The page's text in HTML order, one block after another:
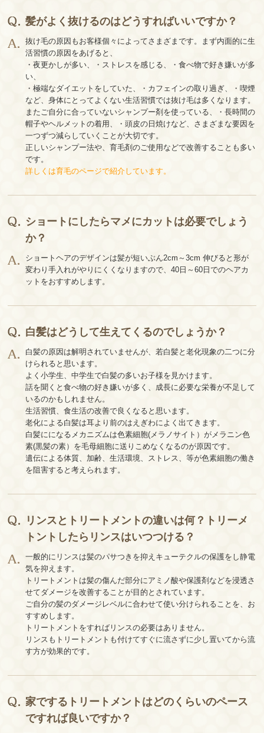
髪がよく抜けるのはどうすればいいですか？
抜け毛の原因もお客様個々によってさまざまです。まず内面的に生
活習慣の原因をあげると、
・夜更かしが多い、・ストレスを感じる、・食べ物で好き嫌いが多
い、
・極端なダイエットをしていた、・カフェインの取り過ぎ、・喫煙
など、身体にとってよくない生活習慣では抜け毛は多くなります。
またご自分に合っていないシャンプー剤を使っている、・長時間の
帽子やヘルメットの着用、・頭皮の日焼けなど、さまざまな要因を
一つずつ減らしていくことが大切です。
正しいシャンプー法や、育毛剤のご使用などで改善することも多い
です。
詳しくは育毛のページで紹介しています。
ショートにしたらマメにカットは必要でしょう
か？
ショートヘアのデザインは髪が短いぶん2cm～3cm 伸びると形が
変わり手入れがやりにくくなりますので、40日～60日でのヘアカ
ットをおすすめします。
白髪はどうして生えてくるのでしょうか？
白髪の原因は解明されていませんが、若白髪と老化現象の二つに分
けられると思います。
よく小学生、中学生で白髪の多いお子様を見かけます。
話を聞くと食べ物の好き嫌いが多く、成長に必要な栄養が不足して
いるのかもしれません。
生活習慣、食生活の改善で良くなると思います。
老化による白髪は耳より前のはえぎわによく出てきます。
白髪にになるメカニズムは色素細胞(メラノサイト）がメラニン色
素(黒髪の素）を毛母細胞に送りこめなくなるのが原因です。
遺伝による体質、加齢、生活環境、ストレス、等が色素細胞の働き
を阻害すると考えられます。
リンスとトリートメントの違いは何？トリーメ
トントしたらリンスはいつつける？
一般的にリンスは髪のパサつきを抑えキューテクルの保護をし静電
気を抑えます。
トリートメントは髪の傷んだ部分にアミノ酸や保護剤などを浸透さ
せてダメージを改善することが目的とされています。
ご自分の髪のダメージレベルに合わせて使い分けられることを、お
すすめします。
トリートメントをすればリンスの必要はありません。
リンスもトリートメントも付けてすぐに流さずに少し置いてから流
す方が効果的です。
家でするトリートメントはどのくらいのペース
ですれば良いですか？